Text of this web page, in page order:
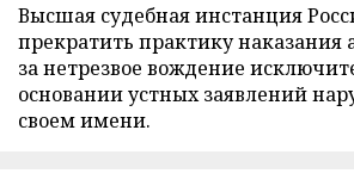
Высшая судебная инстанция
прекратить практику наказания
за нетрезвое вождение
основании устных заявлений
своем имени.